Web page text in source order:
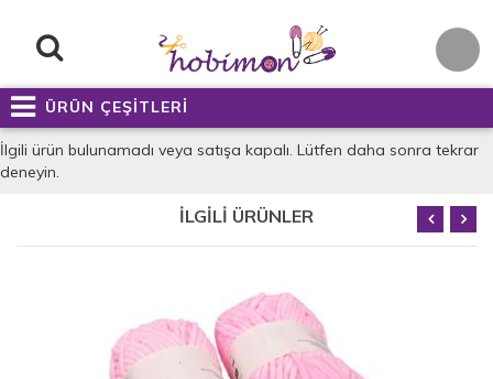
ÜRÜN ÇEŞİTLERİ
İlgili ürün bulunamadı veya satışa kapalı. Lütfen daha sonra tekrar
deneyin.
İLGİLİ ÜRÜNLER